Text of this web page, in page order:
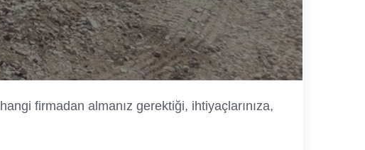
firmadan almanız gerektiği, ihtiyaçlarınıza,